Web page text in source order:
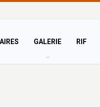
GALERIE RIF